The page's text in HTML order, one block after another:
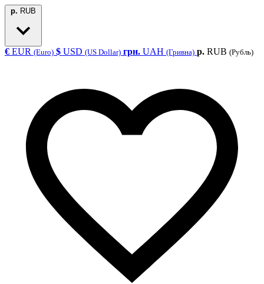
р. RUB
€ EUR (Euro) $ USD (US Dollar) грн. UAH (Гривна) р. RUB (Рубль)